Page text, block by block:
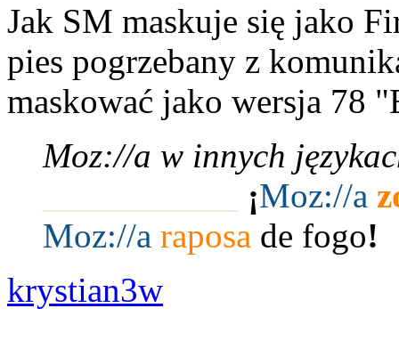
Jak SM maskuje się jako
pies pogrzebany z
maskować jako wersja 78
Moz://a w innych
¡Moz://a
Moz://a raposa de fogo!
krystian3w